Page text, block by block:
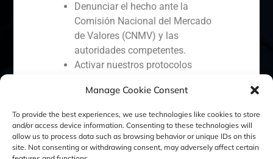
Manage Cookie Consent
To provide the best experiences, we use technologies like cookies to store
and/or access device information. Consenting to these technologies will
allow us to process data such as browsing behavior or unique IDs on this
site. Not consenting or withdrawing consent, may adversely affect certain
Portugal Colombia
Política de Cookies Política de Privacidad
Denunciar el hecho ante la
Comisión Nacional del Mercado
de Valores (CNMV) y las
autoridades competentes.
Activar nuestros protocolos
reputacional y colaboración con
organismos especializados en
ciberseguridad.
Recomendamos a todos nuestros
clientes, colaboradores y al público en